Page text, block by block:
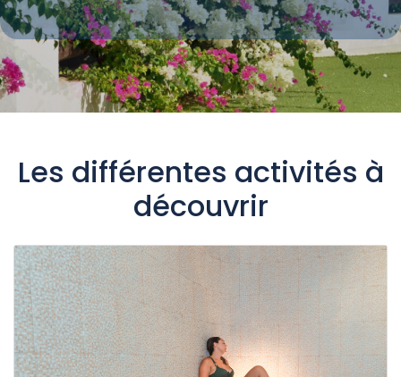
Les différentes activités à
découvrir